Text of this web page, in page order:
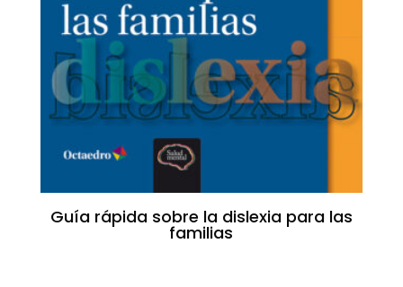
Guía rápida sobre la dislexia para las
familias